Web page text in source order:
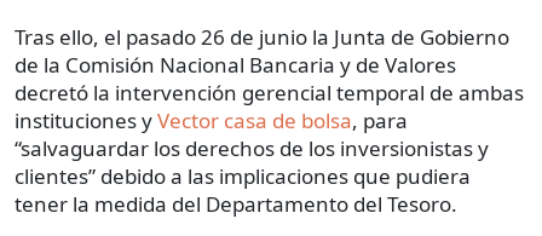
Tras ello, el pasado 26 de junio la Junta de Gobierno
de la Comisión Nacional Bancaria y de Valores
decretó la intervención gerencial temporal de ambas
instituciones yVector casa de bolsa, para
“salvaguardar los derechos de los inversionistas y
clientes” debido a las implicaciones que pudiera
tener la medida del Departamento del Tesoro.